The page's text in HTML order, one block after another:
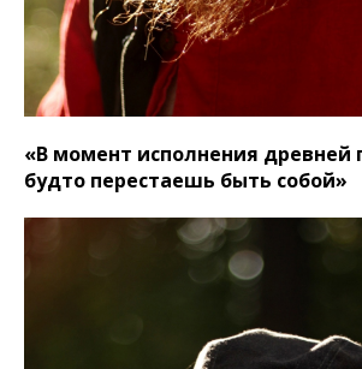
«В момент исполнения древней
будто перестаешь быть собой»